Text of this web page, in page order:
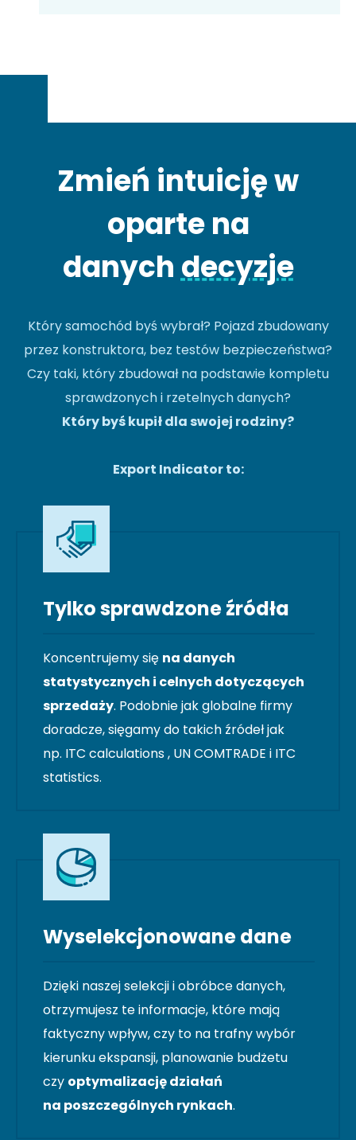
Zmień intuicję w
oparte na
danychdecyzje
Który samochód byś wybrał? Pojazd zbudowany
przez konstruktora, bez testów bezpieczeństwa?
Czy taki, który zbudował na podstawie kompletu
sprawdzonych i rzetelnych danych?
Który byś kupił dla swojej rodziny?
Export Indicator to:
Tylko sprawdzone źródła
Koncentrujemy się na danych
statystycznych i celnych dotyczących
sprzedaży. Podobnie jak globalne firmy
doradcze, sięgamy do takich źródeł jak
np. ITC calculations , UN COMTRADE i ITC
statistics.
Wyselekcjonowane dane
Dzięki naszej selekcji i obróbce danych,
otrzymujesz te informacje, które mają
faktyczny wpływ, czy to na trafny wybór
kierunku ekspansji, planowanie budżetu
czy optymalizację działań
na poszczególnych rynkach.